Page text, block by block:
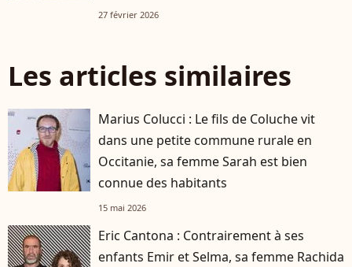
27 février 2026
Les articles similaires
Marius Colucci : Le fils de Coluche vit
dans une petite commune rurale en
Occitanie, sa femme Sarah est bien
connue des habitants
15 mai 2026
Eric Cantona : Contrairement à ses
enfants Emir et Selma, sa femme Rachida